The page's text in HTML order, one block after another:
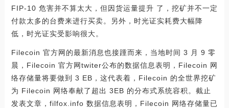
FIP-10 危害并不算太大，但因货运量提升 了，挖矿并不一定
付款太多的台费来进行买卖。另外，时光证实耗费大幅降
低，时光证实受影响很大。
Filecoin 官方网的最新消息也接踵而来，当地时间 3 月 9 零
晨，Filecoin 官方网twiter公布的数据信息表明，Filecoin 网
络存储量将要做到 3 EB，这代表着，Filecoin 的全世界挖矿
为 Filecoin 网络奉献了超出 3EB 的分布式系统容积。截止
发表文章，filfox.info 数据信息表明，Filecoin 网络存储量已